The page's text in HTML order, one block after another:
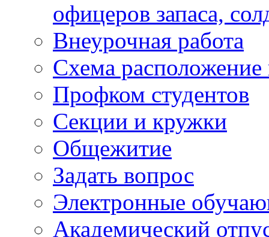
офицеров запаса,
Внеурочная работа
Схема расположение
Профком студентов
Секции и кружки
Общежитие
Задать вопрос
Электронные
Академический